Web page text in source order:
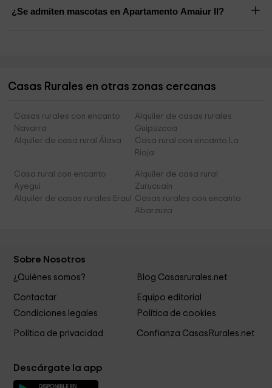
¿Se admiten mascotas en Apartamento Amaiur II?
Casas Rurales en otras zonas cercanas
Casas rurales con encanto
Navarra
Alquiler de casas rurales
Guipúzcoa
Alquiler de casa rural Álava
Casa rural con encanto La
Rioja
Casa rural con encanto
Ayegui
Alquiler de casa rural
Zurucuain
Alquiler de casas rurales Eraul
Casas rurales con encanto
Abarzuza
Sobre Nosotros
¿Quiénes somos? Blog Casasrurales.net
Contactar
Equipo editorial
Condiciones legales
Política de cookies
Política de privacidad Confianza CasasRurales.net
Descárgate la app